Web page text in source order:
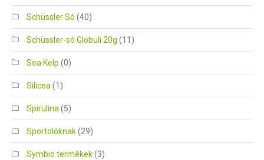
Schüssler Só (40)
Schüssler-só Globuli 20g (11)
Sea Kelp (0)
Silicea (1)
Spirulina (5)
Sportolóknak(29)
Symbio termékek(3)